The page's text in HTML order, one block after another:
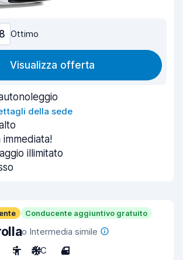
Ottimo
Visualizza offerta
della sede
illimitato
Conducente aggiuntivo gratuito
o Intermedia simile
5 A/C 4